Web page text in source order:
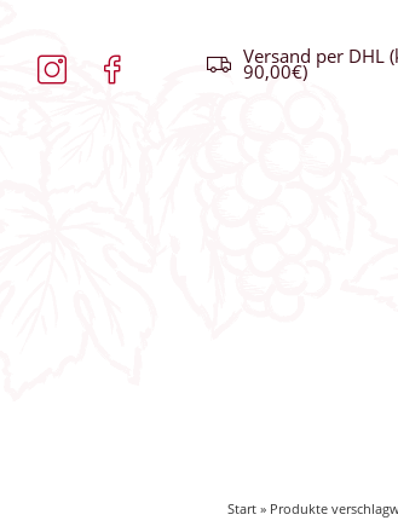
Versand per DHL
90,00€)
Start » Produkte